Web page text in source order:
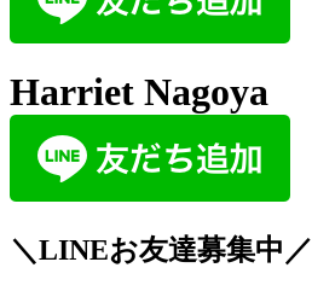
Harriet Nagoya
＼LINEお友達募集中／